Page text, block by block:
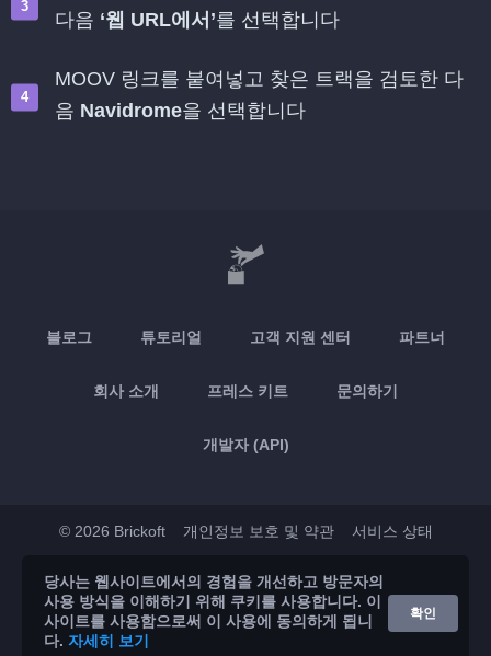
다음 ‘웹 URL에서’를 선택합니다
MOOV 링크를 붙여넣고 찾은 트랙을 검토한 다
음 Navidrome을 선택합니다
블로그 튜토리얼 고객 지원 센터 파트너
회사 소개 프레스 키트 문의하기
개발자 (API)
© 2026 Brickoft 개인정보 보호 및 약관 서비스 상태
App Store Google Play
당사는 웹사이트에서의 경험을 개선하고 방문자의
사용 방식을 이해하기 위해 쿠키를 사용합니다. 이
사이트를 사용함으로써 이 사용에 동의하게 됩니
다. 자세히 보기
확인